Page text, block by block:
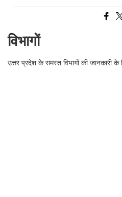
विभागों
उत्तर प्रदेश के समस्त विभागों की जानकारी